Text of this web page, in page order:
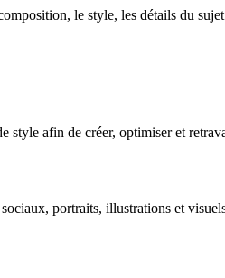
le style, les détails du
style afin de créer, optimiser et
portraits, illustrations et